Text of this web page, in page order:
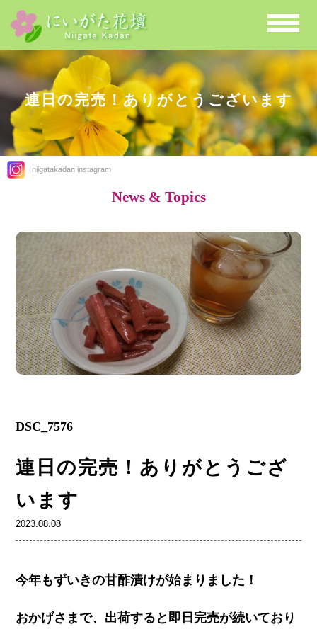
niigatakadan instagram
連日の完売！ありがとうございます
News & Topics
DSC_7576
連日の完売！ありがとうござ
います
2023.08.08
今年もずいきの甘酢漬けが始まりました！
おかげさまで、出荷すると即日完売が続いており